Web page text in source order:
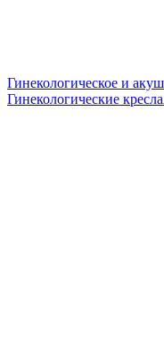
Гинекологическое и
Гинекологические кресла